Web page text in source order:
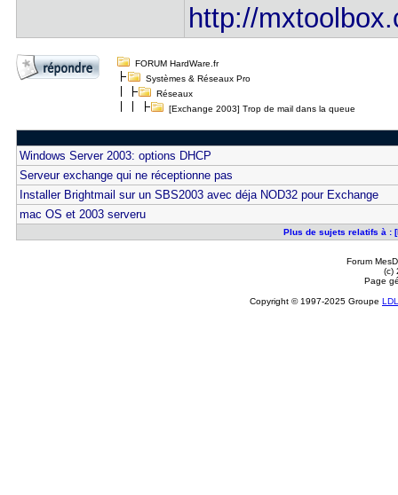
http://
FORUM HardWare.fr
Systèmes & Réseaux Pro
Réseaux
[Exchange 2003] Trop de mail dans la queue
Windows Server 2003: options DHCP
Serveur exchange qui ne réceptionne pas
Installer Brightmail sur un SBS2003 avec déja NOD32 pour Exchange
mac OS et 2003 serveru
Plus de sujets relatifs à :
Forum
(c)
Page
Copyright © 1997-2025 Groupe